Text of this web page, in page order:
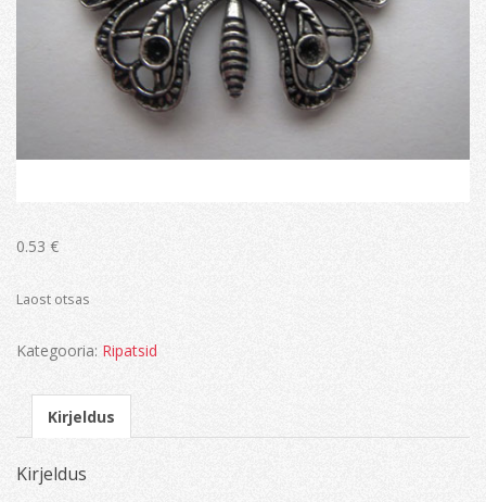
0.53 €
Laost otsas
Kategooria: Ripatsid
Kirjeldus
Kirjeldus